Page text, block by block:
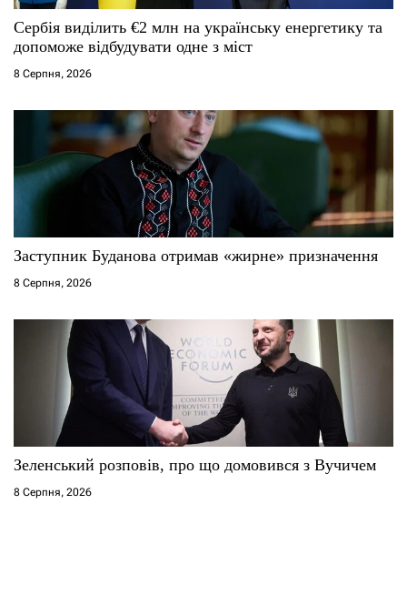
Сербія виділить €2 млн на українську енергетику та
допоможе відбудувати одне з міст
8 Серпня, 2026
Заступник Буданова отримав «жирне» призначення
8 Серпня, 2026
Зеленський розповів, про що домовився з Вучичем
8 Серпня, 2026